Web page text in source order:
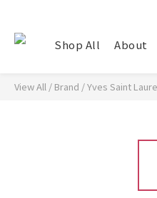
Shop All About
View All / Brand /Yves Saint